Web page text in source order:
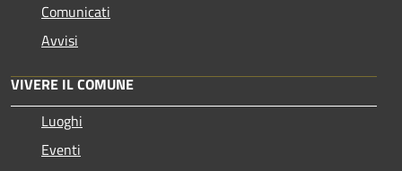
Comunicati
Avvisi
VIVERE IL COMUNE
Luoghi
Eventi